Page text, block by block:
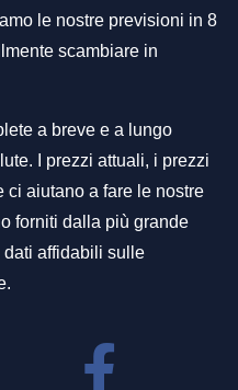
le nostre previsioni in 8
scambiare in
a breve e a lungo
I prezzi attuali, i prezzi
ci aiutano a fare le nostre
forniti dalla più grande
affidabili sulle